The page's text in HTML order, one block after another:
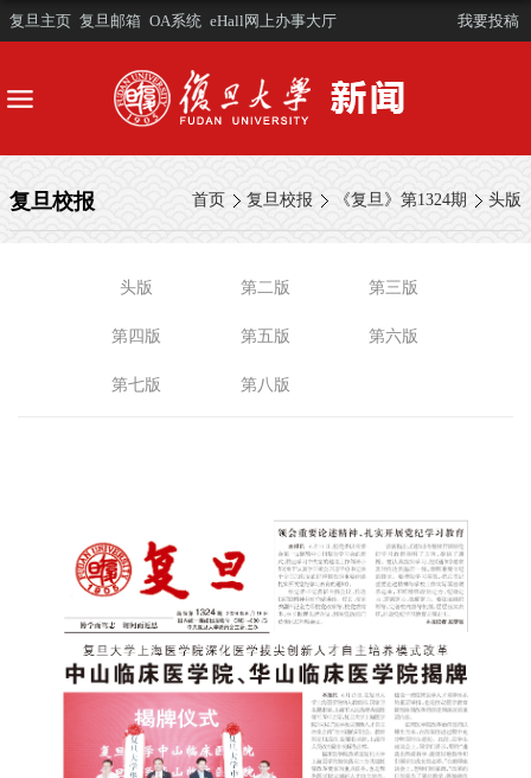
复旦主页 复旦邮箱 OA系统 eHall网上办事大厅 我要投稿
首页 复旦校报 《复旦》第1324期 头版
复旦校报
头版 第二版 第三版
第四版 第五版 第六版
第七版 第八版